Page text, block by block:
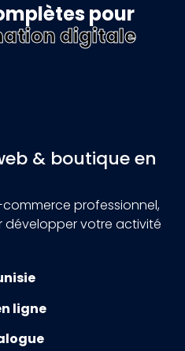
pour
digitale
& boutique en
professionnel,
votre activité
ligne